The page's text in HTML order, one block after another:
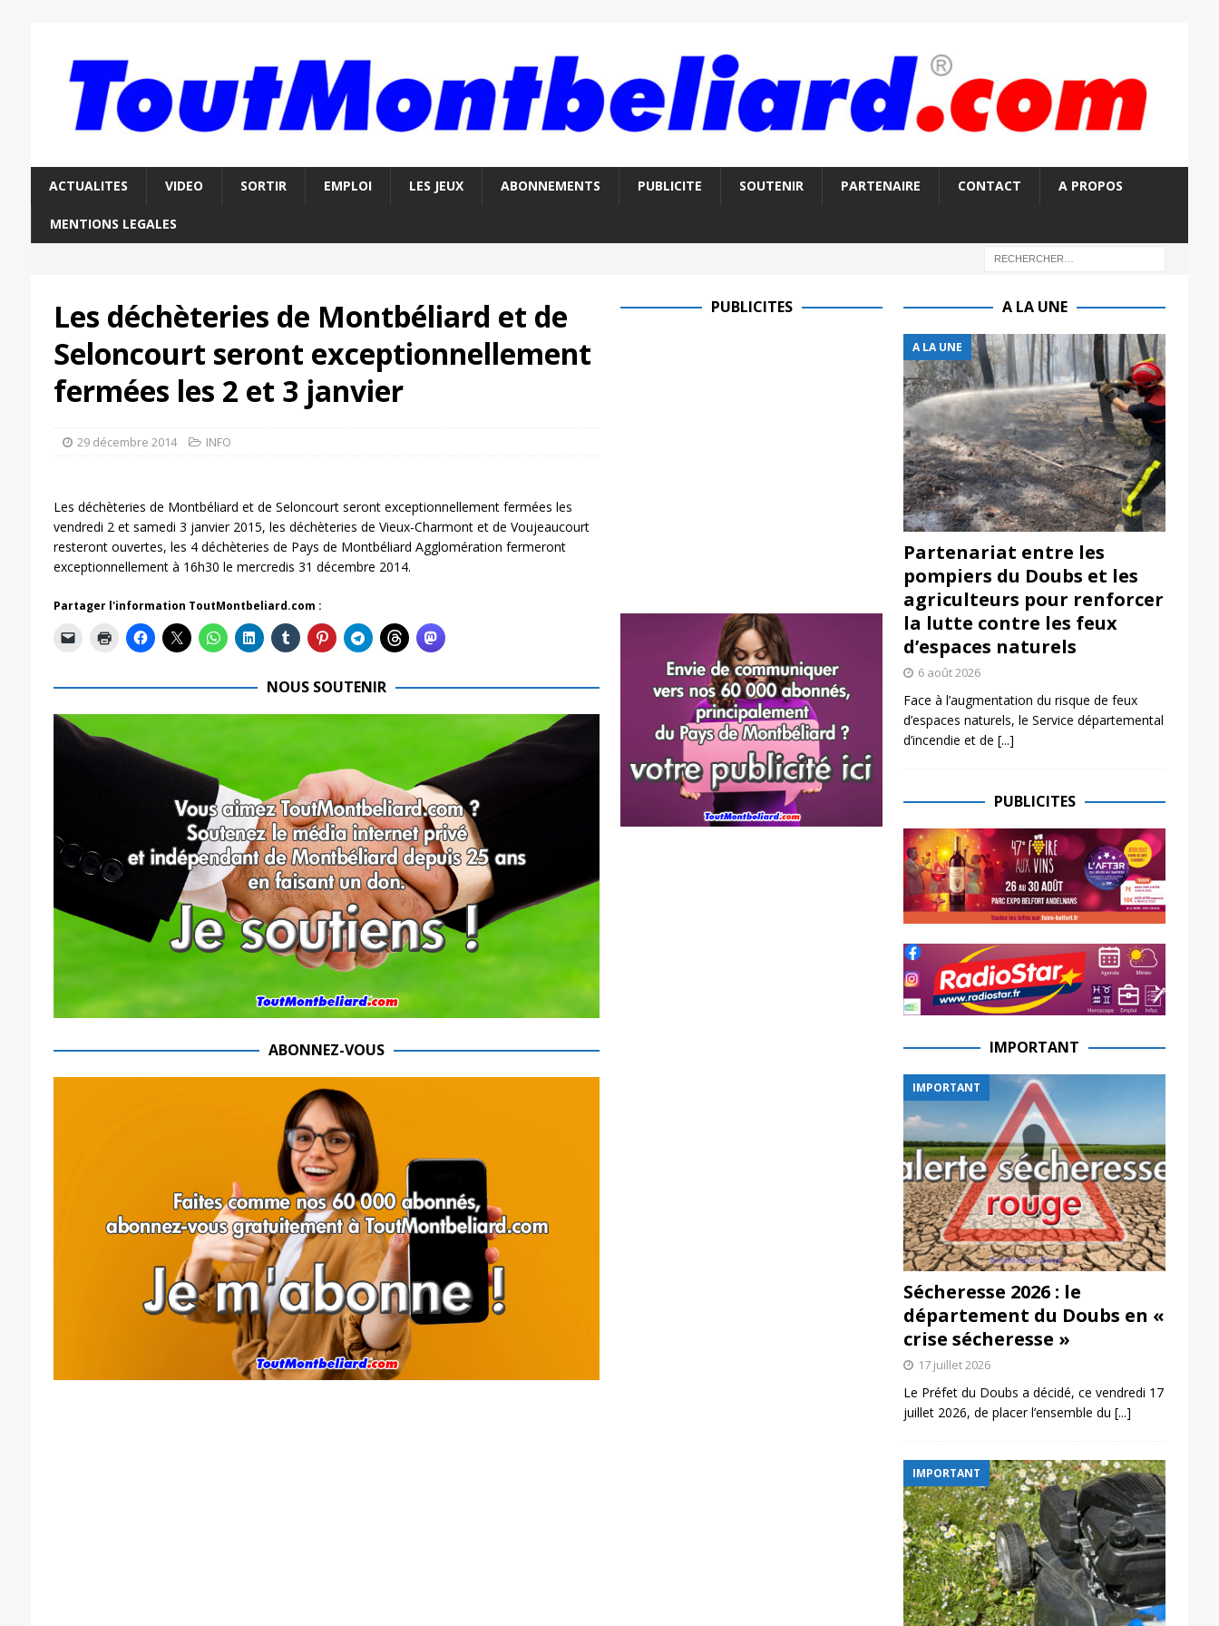
ACTUALITES VIDEO SORTIR EMPLOI LES JEUX ABONNEMENTS PUBLICITE SOUTENIR PARTENAIRE CONTACT A PROPOS
MENTIONS LEGALES
Les déchèteries de Montbéliard et de
Seloncourt seront exceptionnellement
fermées les 2 et 3 janvier
29 décembre 2014 INFO
Les déchèteries de Montbéliard et de Seloncourt seront exceptionnellement fermées les
vendredi 2 et samedi 3 janvier 2015, les déchèteries de Vieux-Charmont et de Voujeaucourt
resteront ouvertes, les 4 déchèteries de Pays de Montbéliard Agglomération fermeront
exceptionnellement à 16h30 le mercredis 31 décembre 2014.
Partager l'information ToutMontbeliard.com :
NOUS SOUTENIR
ABONNEZ-VOUS
PUBLICITES A LA UNE
A LA UNE
Partenariat entre les
pompiers du Doubs et les
agriculteurs pour renforcer
la lutte contre les feux
d’espaces naturels
6 août 2026
Face à l’augmentation du risque de feux
d’espaces naturels, le Service départemental
d’incendie et de [...]
PUBLICITES
IMPORTANT
IMPORTANT
Sécheresse 2026 : le
département du Doubs en «
crise sécheresse »
17 juillet 2026
Le Préfet du Doubs a décidé, ce vendredi 17
juillet 2026, de placer l’ensemble du [...]
IMPORTANT